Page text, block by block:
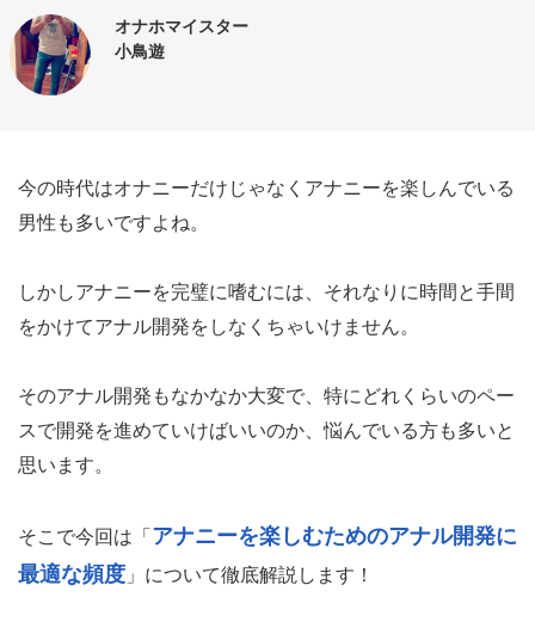
オナホマイスター
小鳥遊
今の時代はオナニーだけじゃなくアナニーを楽しんでいる
男性も多いですよね。
しかしアナニーを完璧に嗜むには、それなりに時間と手間
をかけてアナル開発をしなくちゃいけません。
そのアナル開発もなかなか大変で、特にどれくらいのペー
スで開発を進めていけばいいのか、悩んでいる方も多いと
思います。
そこで今回は「 アナニーを楽しむためのアナル開発に
最適な頻度 」について徹底解説します！